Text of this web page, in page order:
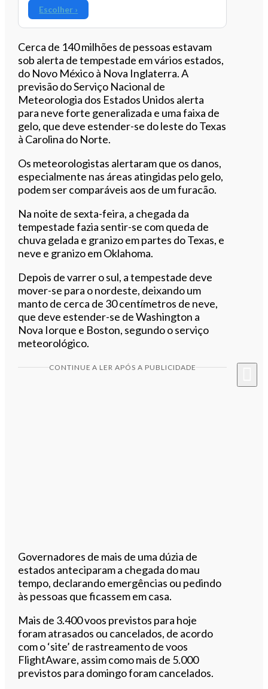
Escolher ›
Cerca de 140 milhões de pessoas estavam
sob alerta de tempestade em vários estados,
do Novo México à Nova Inglaterra. A
previsão do Serviço Nacional de
Meteorologia dos Estados Unidos alerta
para neve forte generalizada e uma faixa de
gelo, que deve estender-se do leste do Texas
à Carolina do Norte.
Os meteorologistas alertaram que os danos,
especialmente nas áreas atingidas pelo gelo,
podem ser comparáveis aos de um furacão.
Na noite de sexta-feira, a chegada da
tempestade fazia sentir-se com queda de
chuva gelada e granizo em partes do Texas, e
neve e granizo em Oklahoma.
Depois de varrer o sul, a tempestade deve
mover-se para o nordeste, deixando um
manto de cerca de 30 centímetros de neve,
que deve estender-se de Washington a
Nova Iorque e Boston, segundo o serviço
meteorológico.
CONTINUE A LER APÓS A PUBLICIDADE
Governadores de mais de uma dúzia de
estados anteciparam a chegada do mau
tempo, declarando emergências ou pedindo
às pessoas que ficassem em casa.
Mais de 3.400 voos previstos para hoje
foram atrasados ou cancelados, de acordo
com o ‘site’ de rastreamento de voos
FlightAware, assim como mais de 5.000
previstos para domingo foram cancelados.